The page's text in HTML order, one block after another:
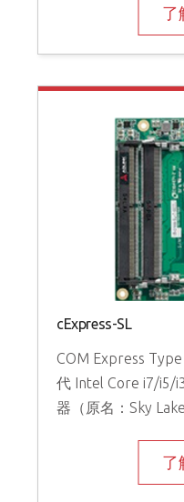
了
cExpress-SL
COM Express
代 Intel Core i7/i5/
器（原名：Sky Lake
了